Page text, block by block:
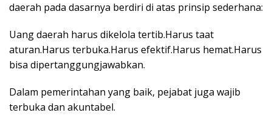
daerah pada dasarnya berdiri di atas prinsip sederhana:
Uang daerah harus dikelola tertib.Harus taat
aturan.Harus terbuka.Harus efektif.Harus hemat.Harus
bisa dipertanggungjawabkan.
Dalam pemerintahan yang baik, pejabat juga wajib
terbuka dan akuntabel.